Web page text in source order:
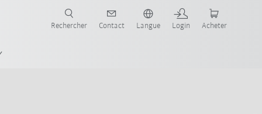
Rechercher Contact Langue Login Acheter